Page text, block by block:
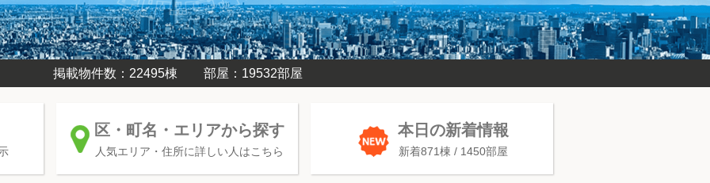
掲載物件数：22495棟 部屋：19532部屋
区・町名・エリアから探す
人気エリア・住所に詳しい人はこちら
本日の新着情報
新着871棟 / 1450部屋